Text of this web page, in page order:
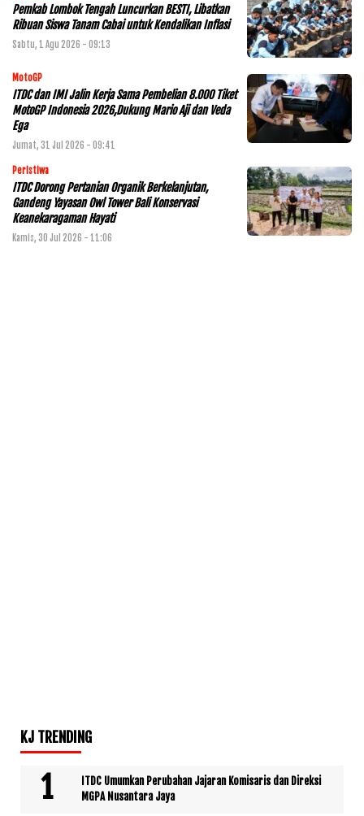
Pemkab Lombok Tengah Luncurkan BESTI, Libatkan
Ribuan Siswa Tanam Cabai untuk Kendalikan Inflasi
Sabtu, 1 Agu 2026 - 09:13
MotoGP
ITDC dan IMI Jalin Kerja Sama Pembelian 8.000 Tiket
MotoGP Indonesia 2026,Dukung Mario Aji dan Veda
Ega
Jumat, 31 Jul 2026 - 09:41
Peristiwa
ITDC Dorong Pertanian Organik Berkelanjutan,
Gandeng Yayasan Owl Tower Bali Konservasi
Keanekaragaman Hayati
Kamis, 30 Jul 2026 - 11:06
KJ TRENDING
ITDC Umumkan Perubahan Jajaran Komisaris dan Direksi
MGPA Nusantara Jaya